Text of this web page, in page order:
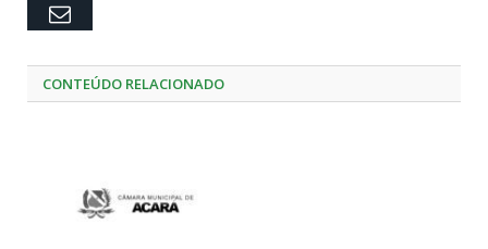
Email
CONTEÚDO RELACIONADO